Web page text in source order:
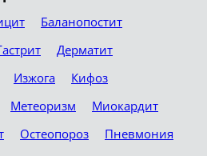
Баланопостит
Дерматит
Изжога
Кифоз
Метеоризм
Миокардит
Остеопороз
Пневмония